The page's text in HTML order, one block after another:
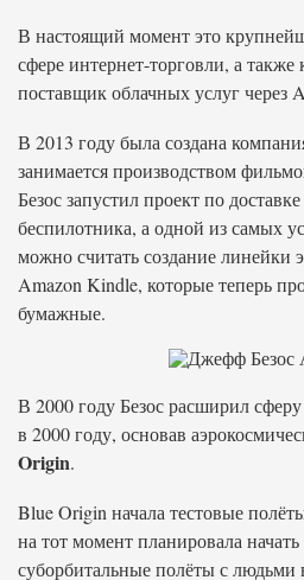
В настоящий момент это
сфере интернет-торговли, а
поставщик облачных услуг через
В 2013 году была создана
занимается производством
Безос запустил проект по
беспилотника, а одной из самых
можно считать создание линейки
Amazon Kindle, которые теперь
бумажные.
В 2000 году Безос расширил
в 2000 году, основав
Origin.
Blue Origin начала тестовые
на тот момент планировала
суборбитальные полёты с людьми